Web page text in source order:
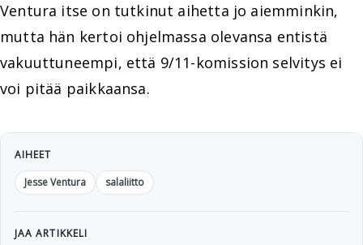
Ventura itse on tutkinut aihetta jo aiemminkin,
mutta hän kertoi ohjelmassa olevansa entistä
vakuuttuneempi, että 9/11-komission selvitys ei
voi pitää paikkaansa.
AIHEET
Jesse Ventura
salaliitto
JAA ARTIKKELI